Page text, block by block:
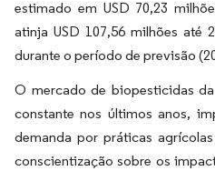
estimado em USD 70,23
atinja USD 107,56 milhões até
durante o período de previsão
O mercado de biopesticidas
constante nos últimos anos,
demanda por práticas
conscientização sobre os